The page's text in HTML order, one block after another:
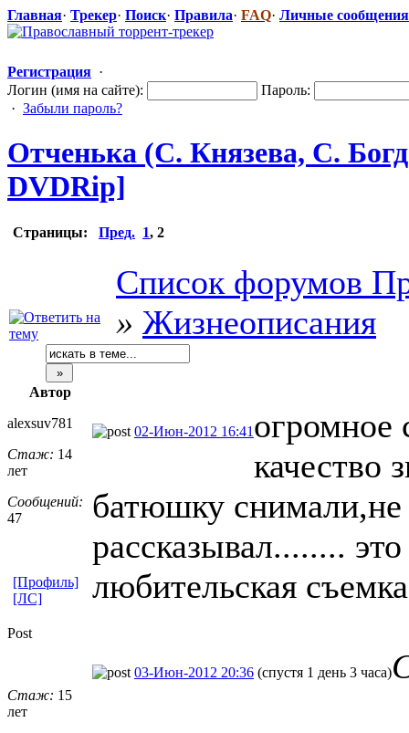
Главная· Трекер· Поиск· Правила· FAQ· Личные сообщения
Регистрация ·
Логин (имя на сайте):
Пароль:
· Забыли пароль?
Отченька (С. Князева, С.
DVDRip]
Страницы: Пред. 1, 2
Список форумов
» Жизнеописания
Автор
alexsuv781
Стаж: 14
лет
Сообщений:
47
02-Июн-2012 16:41 огромное
качество
батюшку снимали,не
рассказывал........
любительская
[Профиль]
[ЛС]
Post
Стаж: 15
лет
03-Июн-2012 20:36 (спустя 1 день 3 часа)